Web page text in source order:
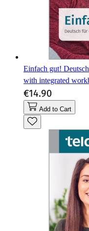
Einfach gut!
with integrated
€14.90
Add to Cart